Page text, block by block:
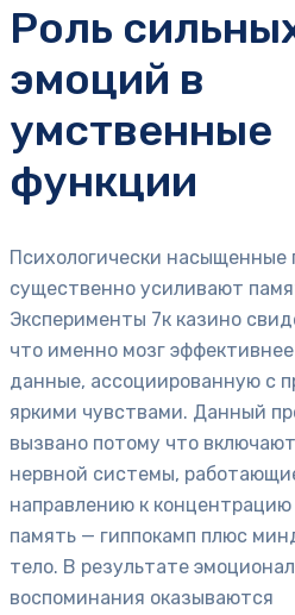
Роль
эмоций в
умственные
функции
Психологически насыщенные
существенно усиливают
Эксперименты 7к казино
что именно мозг
данные, ассоциированную с
яркими чувствами. Данный
вызвано потому что
нервной системы,
направлению к
память — гиппокамп плюс
тело. В результате
воспоминания оказываются